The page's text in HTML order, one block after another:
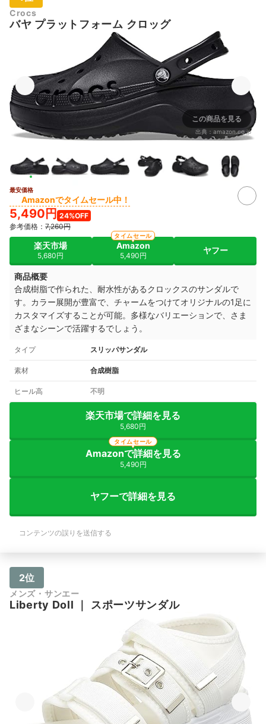
Crocs
バヤ プラットフォーム クロッグ
この商品を見る
出典： amazon.co.jp
最安価格
Amazonでタイムセール中！
5,490円 24%OFF
参考価格： 7,260円
楽天市場
5,680円
Amazon
5,490円
タイムセール
ヤフー
商品概要
合成樹脂で作られた、耐水性があるクロックスのサンダルで
す。カラー展開が豊富で、チャームをつけてオリジナルの1足に
カスタマイズすることが可能。多様なバリエーションで、さま
ざまなシーンで活躍するでしょう。
タイプ スリッパサンダル
素材 合成樹脂
ヒール高 不明
楽天市場で詳細を見る
5,680円
Amazonで詳細を見る
5,490円
タイムセール
ヤフーで詳細を見る
コンテンツの誤りを送信する
2位
メンズ・サンエー
Liberty Doll スポーツサンダル